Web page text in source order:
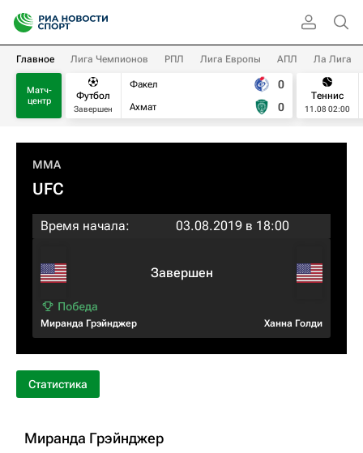
Главное Лига Чемпионов РПЛ Лига Европы АПЛ Ла Лига
Матч-
центр
Футбол
Завершен
Факел
Ахмат
0
0
Теннис
11.08 02:00
MMA
UFC
Время начала: 03.08.2019 в 18:00
Миранда Грэйнджер
Завершен
Ханна Голди
Статистика
Миранда Грэйнджер